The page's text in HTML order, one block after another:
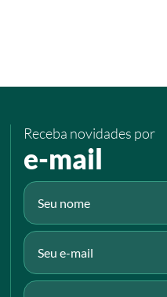
Receba novidades por
e-mail